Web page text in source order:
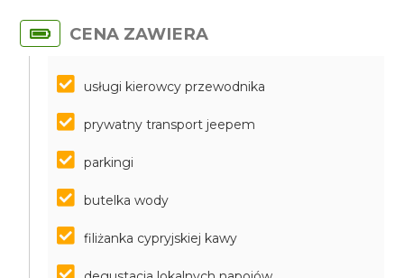
CENA ZAWIERA
usługi kierowcy przewodnika
prywatny transport jeepem
parkingi
butelka wody
filiżanka cypryjskiej kawy